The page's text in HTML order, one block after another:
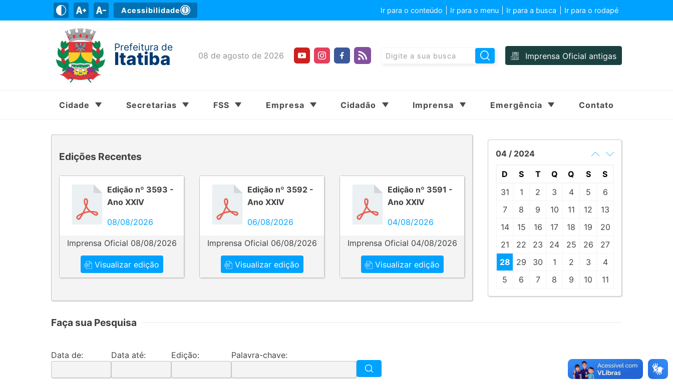
Acessibilidade Ir para o conteúdo Ir para o menu Ir para a busca Ir para o rodapé
Prefeitura de
Itatiba 08 de agosto de 2026 Imprensa Oficial antigas
Cidade Secretarias FSS Empresa Cidadão Imprensa Emergência Contato
Edições Recentes
Edição nº 3593 -
Ano XXIV
08/08/2026
Imprensa Oficial 08/08/2026
Visualizar edição
Edição nº 3592 -
Ano XXIV
06/08/2026
Imprensa Oficial 06/08/2026
Visualizar edição
Edição nº 3591 -
Ano XXIV
04/08/2026
Imprensa Oficial 04/08/2026
Visualizar edição
04 / 2024
D S T Q Q S
S
31
1 2 3 4 5
6
7
8 9 10 11 12
13
14
15 16 17 18 19
20
21
22 23 24 25 26
27
28
29 30 1 2 3
4
5
6 7 8 9 10 11
Faça sua Pesquisa
Data de: Data até: Edição: Palavra-chave: